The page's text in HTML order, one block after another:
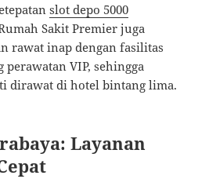
slot depo 5000
Sakit Premier juga
rawat inap dengan fasilitas
VIP, sehingga
dirawat di hotel bintang lima.
Layanan